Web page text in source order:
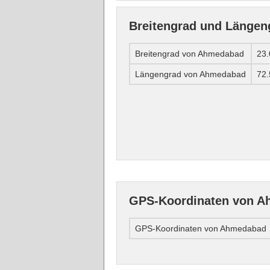
Breitengrad und
Breitengrad von Ahmedabad
Längengrad von Ahmedabad
GPS-Koordinaten von
GPS-Koordinaten von Ahmedabad